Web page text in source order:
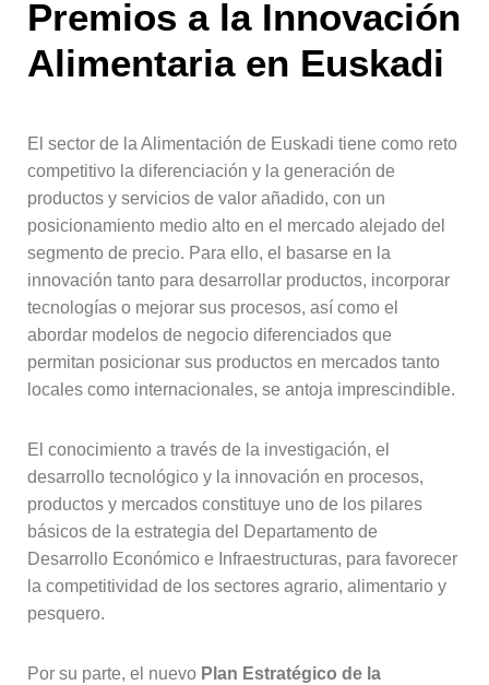
Premios a la Innovación
Alimentaria en Euskadi
El sector de la Alimentación de Euskadi tiene como reto
competitivo la diferenciación y la generación de
productos y servicios de valor añadido, con un
posicionamiento medio alto en el mercado alejado del
segmento de precio. Para ello, el basarse en la
innovación tanto para desarrollar productos, incorporar
tecnologías o mejorar sus procesos, así como el
abordar modelos de negocio diferenciados que
permitan posicionar sus productos en mercados tanto
locales como internacionales, se antoja imprescindible.
El conocimiento a través de la investigación, el
desarrollo tecnológico y la innovación en procesos,
productos y mercados constituye uno de los pilares
básicos de la estrategia del Departamento de
Desarrollo Económico e Infraestructuras, para favorecer
la competitividad de los sectores agrario, alimentario y
pesquero.
Por su parte, el nuevo Plan Estratégico de la